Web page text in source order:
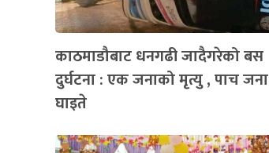
काठमाडौबाट धनगढी जादैगरेको बस
दुर्घटना : एक जनाको मृत्यु , पाच जना
घाइते